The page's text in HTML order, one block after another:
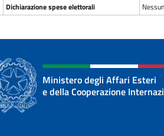
Dichiarazione spese elettorali
Ministero degli Affari Esteri
e della Cooperazione